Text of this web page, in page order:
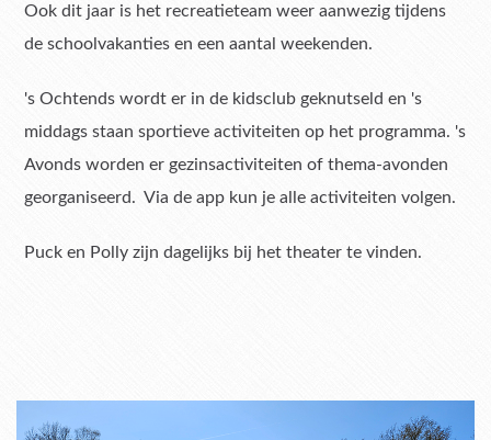
Ook dit jaar is het recreatieteam weer aanwezig tijdens
de schoolvakanties en een aantal weekenden.
's Ochtends wordt er in de kidsclub geknutseld en 's
middags staan sportieve activiteiten op het programma. 's
Avonds worden er gezinsactiviteiten of thema-avonden
georganiseerd. Via de app kun je alle activiteiten volgen.
Puck en Polly zijn dagelijks bij het theater te vinden.